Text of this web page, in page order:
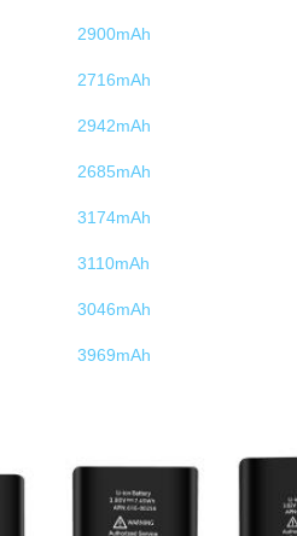
2900mAh
2716mAh
2942mAh
2685mAh
3174mAh
3110mAh
3046mAh
3969mAh